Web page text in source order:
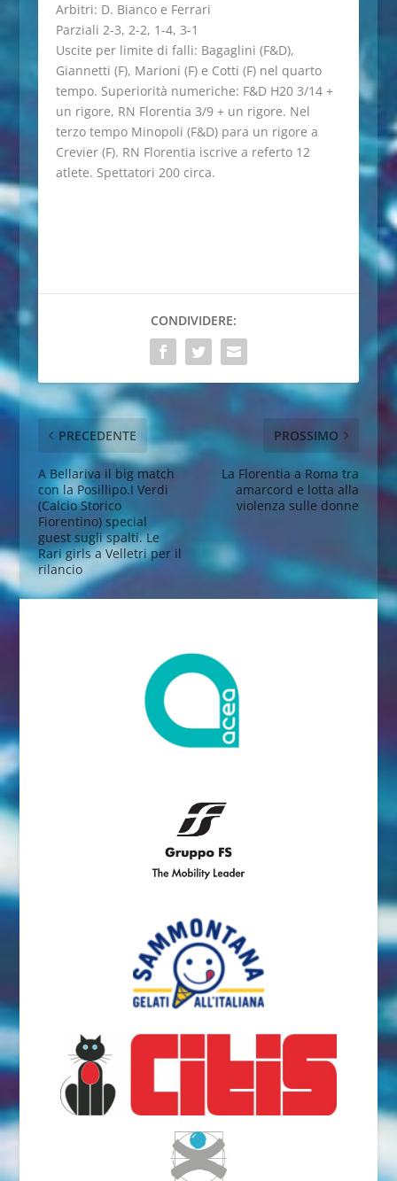
Arbitri: D. Bianco e Ferrari
Parziali 2-3, 2-2, 1-4, 3-1
Uscite per limite di falli: Bagaglini (F&D),
Giannetti (F), Marioni (F) e Cotti (F) nel quarto
tempo. Superiorità numeriche: F&D H20 3/14 +
un rigore, RN Florentia 3/9 + un rigore. Nel
terzo tempo Minopoli (F&D) para un rigore a
Crevier (F). RN Florentia iscrive a referto 12
atlete. Spettatori 200 circa.
CONDIVIDERE:
PRECEDENTE
A Bellariva il big match
con la Posillipo.I Verdi
(Calcio Storico
Fiorentino) special
guest sugli spalti. Le
Rari girls a Velletri per il
rilancio
PROSSIMO
La Florentia a Roma tra
amarcord e lotta alla
violenza sulle donne